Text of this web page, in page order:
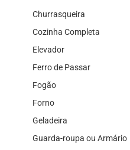
Churrasqueira
Cozinha Completa
Elevador
Ferro de Passar
Fogão
Forno
Geladeira
Guarda-roupa ou Armário